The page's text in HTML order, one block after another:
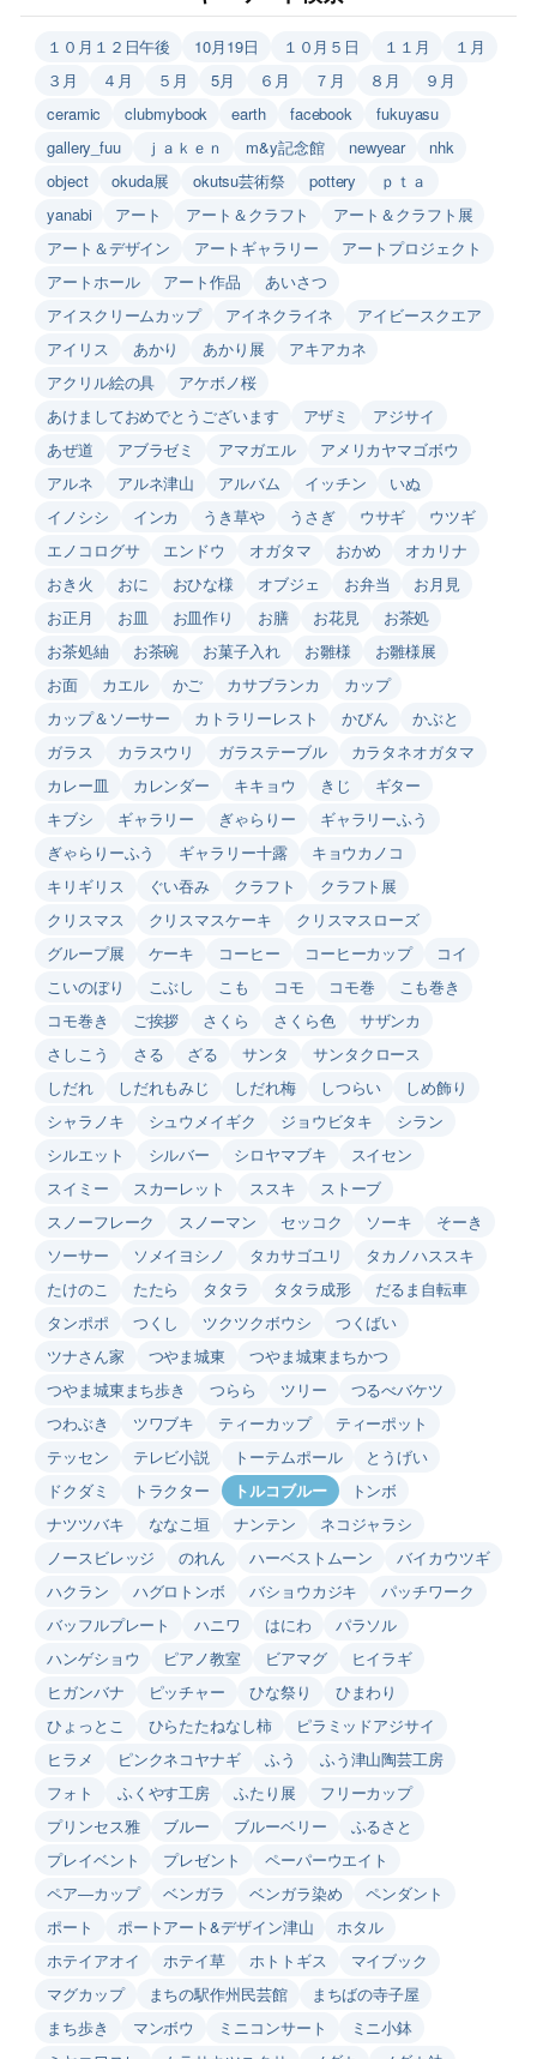
１０月１２日午後 10月19日 １０月５日 １１月
１月
３月
４月 ５月 5月 ６月 ７月 ８月
９月
ceramic
clubmybook earth facebook
fukuyasu
gallery_fuu
ｊａｋｅｎ m&y記念館 newyear
nhk
object
okuda展 okutsu芸術祭 pottery
ｐｔａ
yanabi
アート アート＆クラフト
アート＆クラフト展
アート＆デザイン
アートギャラリー
アートプロジェクト
アートホール
アート作品
あいさつ
アイスクリームカップ
アイネクライネ
アイビースクエア
アイリス
あかり あかり展
アキアカネ
アクリル絵の具
アケボノ桜
あけましておめでとうございます
アザミ
アジサイ
あぜ道
アブラゼミ アマガエル
アメリカヤマゴボウ
アルネ
アルネ津山 アルバム イッチン
いぬ
イノシシ
インカ うき草や うさぎ ウサギ
ウツギ
エノコログサ
エンドウ オガタマ おかめ
オカリナ
おき火
おに おひな様 オブジェ お弁当
お月見
お正月
お皿 お皿作り お膳 お花見
お茶処
お茶処紬
お茶碗 お菓子入れ お雛様
お雛様展
お面
カエル かご カサブランカ
カップ
カップ＆ソーサー
カトラリーレスト かびん
かぶと
ガラス
カラスウリ ガラステーブル
カラタネオガタマ
カレー皿
カレンダー キキョウ きじ
ギター
キブシ
ギャラリー ぎゃらりー
ギャラリーふう
ぎゃらりーふう
ギャラリー十露
キョウカノコ
キリギリス
ぐい吞み クラフト
クラフト展
クリスマス
クリスマスケーキ
クリスマスローズ
グループ展
ケーキ コーヒー コーヒーカップ
コイ
こいのぼり
こぶし こも コモ コモ巻
こも巻き
コモ巻き
ご挨拶 さくら さくら色
サザンカ
さしこう
さる ざる サンタ
サンタクロース
しだれ
しだれもみじ しだれ梅 しつらい
しめ飾り
シャラノキ
シュウメイギク ジョウビタキ
シラン
シルエット
シルバー シロヤマブキ
スイセン
スイミー
スカーレット ススキ
ストーブ
スノーフレーク
スノーマン セッコク ソーキ
そーき
ソーサー
ソメイヨシノ タカサゴユリ
タカノハススキ
たけのこ
たたら タタラ タタラ成形
だるま自転車
タンポポ
つくし ツクツクボウシ
つくばい
ツナさん家
つやま城東
つやま城東まちかつ
つやま城東まち歩き
つらら ツリー
つるべバケツ
つわぶき
ツワブキ ティーカップ
ティーポット
テッセン
テレビ小説 トーテムポール
とうげい
ドクダミ
トラクター トルコブルー
トンボ
ナツツバキ
ななこ垣 ナンテン
ネコジャラシ
ノースビレッジ
のれん ハーベストムーン
バイカウツギ
ハクラン
ハグロトンボ バショウカジキ
パッチワーク
バッフルプレート
ハニワ はにわ
パラソル
ハンゲショウ
ピアノ教室 ビアマグ
ヒイラギ
ヒガンバナ
ピッチャー ひな祭り
ひまわり
ひょっとこ
ひらたたねなし柿
ピラミッドアジサイ
ヒラメ
ピンクネコヤナギ ふう
ふう津山陶芸工房
フォト
ふくやす工房 ふたり展
フリーカップ
プリンセス雅
ブルー ブルーベリー
ふるさと
プレイベント
プレゼント
ペーパーウエイト
ペア―カップ
ベンガラ ベンガラ染め
ペンダント
ポート
ポートアート&デザイン津山
ホタル
ホテイアオイ
ホテイ草 ホトトギス
マイブック
マグカップ
まちの駅作州民芸館
まちばの寺子屋
まち歩き
マンボウ ミニコンサート
ミニ小鉢